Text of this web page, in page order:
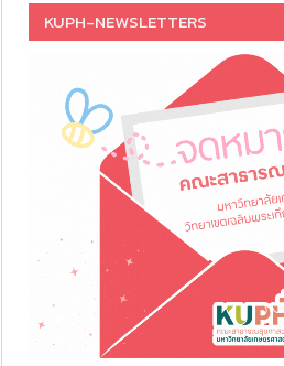
KUPH-NEWSLETTERS